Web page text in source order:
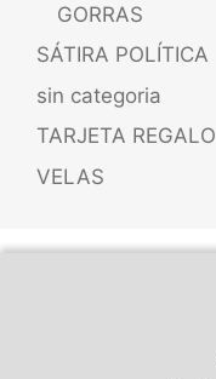
GORRAS
SÁTIRA POLÍTICA
sin categoria
TARJETA REGALO
VELAS